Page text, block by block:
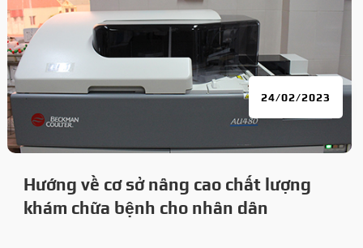
Hướng về cơ sở nâng cao chất lượng
khám chữa bệnh cho nhân dân
24/02/2023